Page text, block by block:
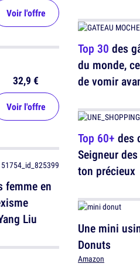
Voir l'offre
32,9 €
Voir l'offre
femme en
Liu
Top 30 des
du monde,
de vomir
Top 60+ des
Seigneur
ton précieux
Une mini
Donuts
Amazon